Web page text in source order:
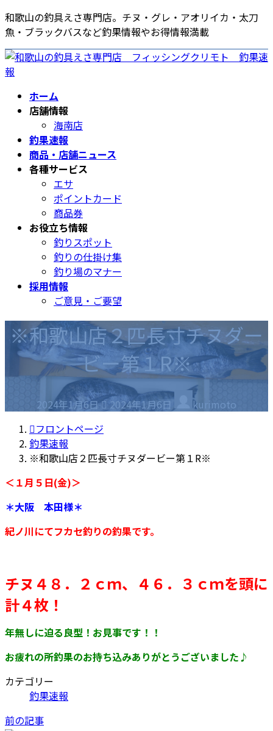
コ
ン
テ
ン
ツ
ナ
ビ
ゲ
ー
シ
和歌山の釣具えさ専門店。チヌ・グレ・アオリイカ・太刀
魚・ブラックバスなど釣果情報やお得情報満載
ホーム
店舗情報
海南店
釣果速報
商品・店舗ニュース
各種サービス
エサ
ポイントカード
商品券
お役立ち情報
釣りスポット
釣りの仕掛け集
釣り場のマナー
採用情報
ご意見・ご要望
※和歌山店２匹長寸チヌダー
ビー第１R※
2024年1月6日
最
終
日
2024年1月6日
kurimoto
フロントページ
釣果速報
※和歌山店２匹長寸チヌダービー第１R※
＜１月５日(金)＞
＊大阪 本田様＊
紀ノ川にてフカセ釣りの釣果です。
チヌ４８．２ｃｍ、４６．３ｃｍを頭に
計４枚！
年無しに迫る良型！お見事です！！
お疲れの所釣果のお持ち込みありがとうございました♪
カテゴリー
釣果速報
前の記事